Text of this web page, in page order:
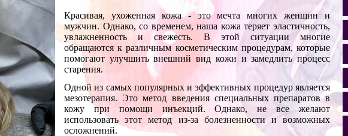
Красивая, ухоженная кожа-это мечта многих женщин и
мужчин. Однако, со временем, наша кожа теряет эластичность,
увлажненность и свежесть. В этой ситуации многие
обращаются к различным косметическим процедурам, которые
помогают улучшить внешний вид кожи и замедлить процесс
старения.
Одной из самых популярных и эффективных процедур является
мезотерапия. Это метод введения специальных препаратов в
кожу при помощи инъекций. Однако, не все желают
использовать этот метод из-за болезненности и возможных
осложнений.